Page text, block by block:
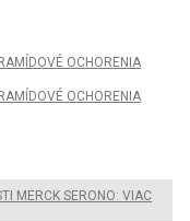
OCHORENIA
OCHORENIA
MERCK SERONO: VIAC